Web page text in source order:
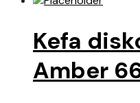
Kefa
Amber